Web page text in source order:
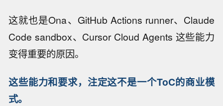
这就也是Ona、GitHub Actions runner、Claude
Code sandbox、Cursor Cloud Agents 这些能力
变得重要的原因。
这些能力和要求，注定这不是一个ToC的商业模
式。